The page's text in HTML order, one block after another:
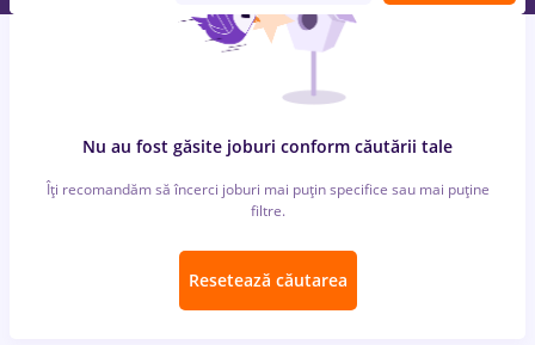
Nu au fost găsite joburi conform căutării tale
Îți recomandăm să încerci joburi mai puțin specifice sau mai puține
filtre.
Resetează căutarea